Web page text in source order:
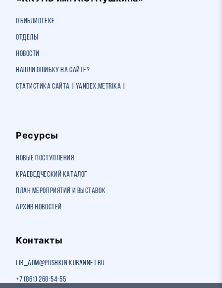
О библиотеке
Отделы
Новости
Нашли ошибку на сайте?
Статистика сайта | Yandex.Metrika |
Ресурсы
Новые поступления
Краеведческий каталог
План мероприятий и выставок
Архив новостей
Контакты
lib_adm@pushkin.kubannet.ru
+7 (861) 268-54-55